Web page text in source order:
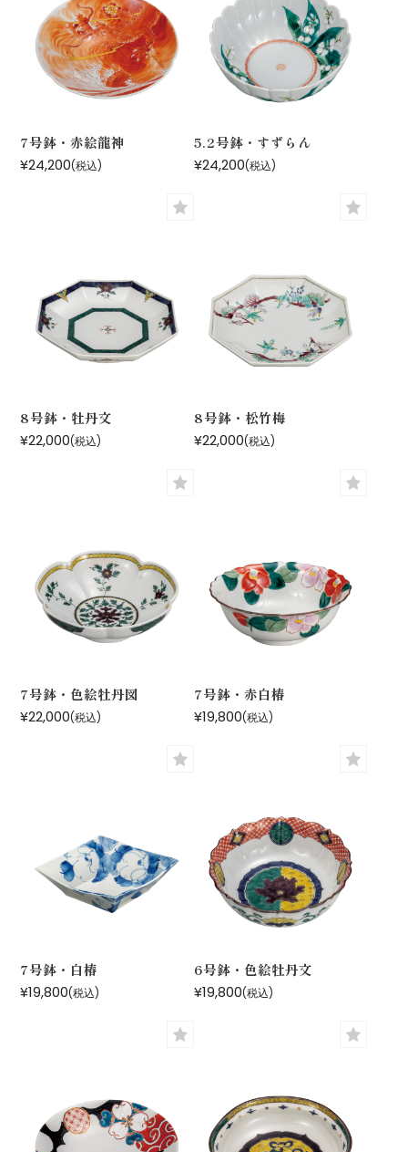
7号鉢・赤絵龍神
¥24,200(税込)
5.2号鉢・すずらん
¥24,200(税込)
8号鉢・牡丹文
¥22,000(税込)
8号鉢・松竹梅
¥22,000(税込)
7号鉢・色絵牡丹図
¥22,000(税込)
7号鉢・赤白椿
¥19,800(税込)
7号鉢・白椿
¥19,800(税込)
6号鉢・色絵牡丹文
¥19,800(税込)